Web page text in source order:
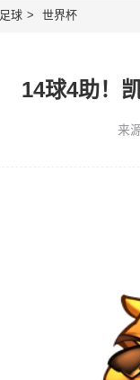
足球 世界杯
14球4助！
来